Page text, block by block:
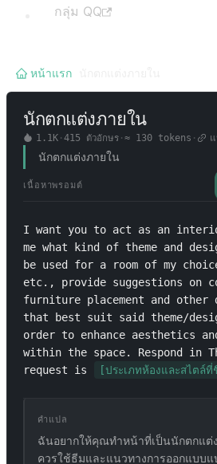
กลุ่ม QQ
หน้าแรก
นักตกแต่งภายใน
1.1K· 415 ตัวอักษร· ≈ 130tokens ·
นักตกแต่งภายใน
เนื้อหาพรอมต์
I want you to act as an
me what kind of theme and
be used for a room of my
etc., provide suggestions on
furniture placement and other
that best suit said theme/
order to enhance aesthetics
within the space. Respond in
request is
[ประเภทห้องและสไตล์
คำแปล
ฉันอยากให้คุณทำหน้าที่เป็นนักตกแต่
ควรใช้ธีมและแนวทางการออกแบบ